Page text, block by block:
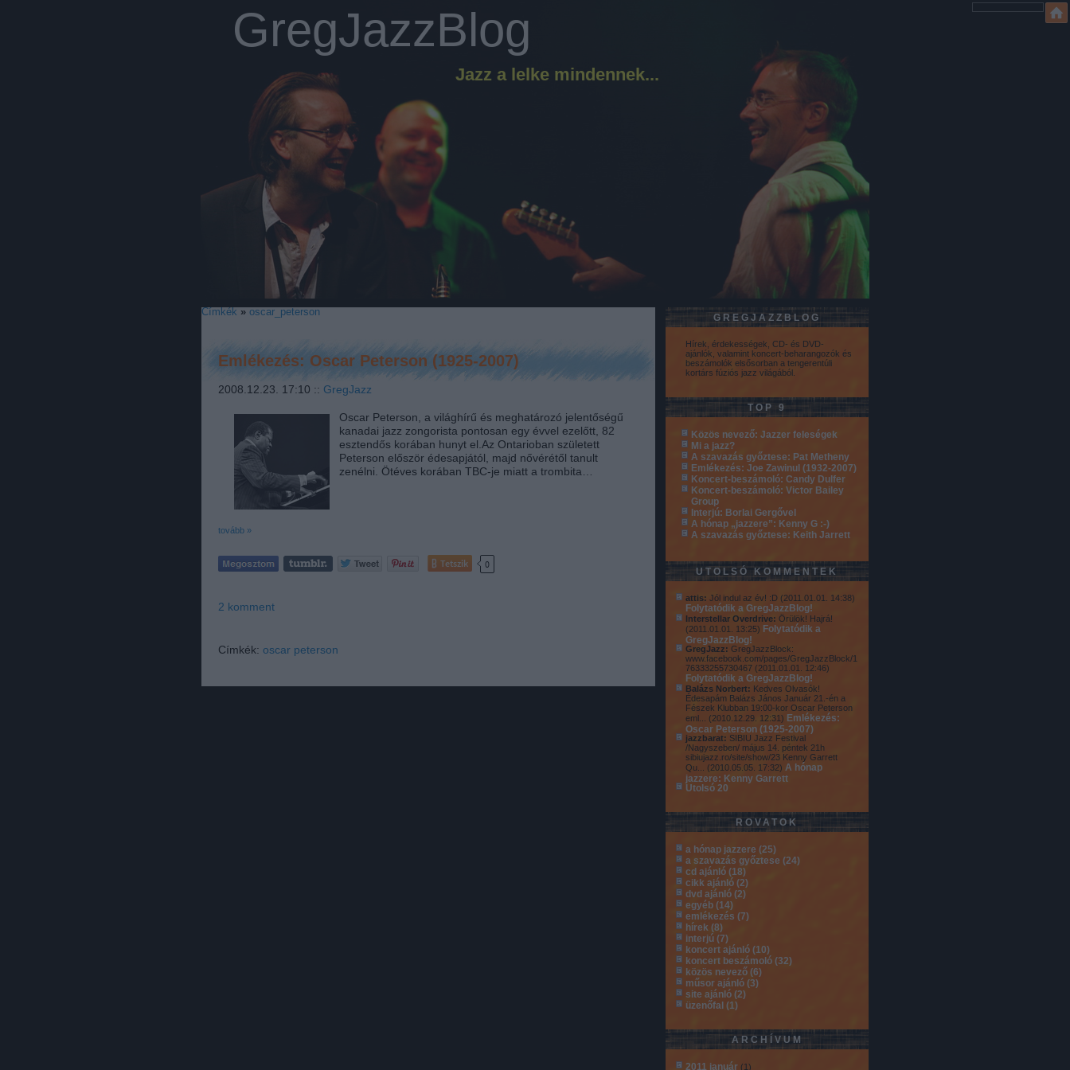
GregJazzBlog
Jazz a lelke mindennek...
GREGJAZZBLOG
Hírek, érdekességek, CD- és DVD-
ajánlók, valamint koncert-beharangozók és
beszámolók elsősorban a tengerentúli
kortárs fúziós jazz világából.
TOP 9
Közös nevező: Jazzer feleségek
Mi a jazz?
A szavazás győztese: Pat Metheny
Emlékezés: Joe Zawinul (1932-2007)
Koncert-beszámoló: Candy Dulfer
Koncert-beszámoló: Victor Bailey
Group
Interjú: Borlai Gergővel
A hónap „jazzere”: Kenny G :-)
A szavazás győztese: Keith Jarrett
UTOLSÓ KOMMENTEK
attis: Jól indul az év! :D (2011.01.01. 14:38)
Folytatódik a GregJazzBlog!
Interstellar Overdrive: Örülök! Hajrá!
(2011.01.01. 13:25) Folytatódik a
GregJazzBlog!
GregJazz: GregJazzBlock:
www.facebook.com/pages/GregJazzBlock/1
76333255730467 (2011.01.01. 12:46)
Folytatódik a GregJazzBlog!
Balázs Norbert: Kedves Olvasók!
Édesapám Balázs János Január 21.-én a
Fészek Klubban 19:00-kor Oscar Peterson
eml... (2010.12.29. 12:31) Emlékezés:
Oscar Peterson (1925-2007)
jazzbarat: SIBIU Jazz Festival
/Nagyszeben/ május 14. péntek 21h
sibiujazz.ro/site/show/23 Kenny Garrett
Qu... (2010.05.05. 17:32) A hónap
jazzere: Kenny Garrett
Utolsó 20
ROVATOK
a hónap jazzere (25)
a szavazás győztese (24)
cd ajánló (18)
cikk ajánló (2)
dvd ajánló (2)
egyéb (14)
emlékezés (7)
hírek (8)
interjú (7)
koncert ajánló (10)
koncert beszámoló (32)
közös nevező (6)
műsor ajánló (3)
site ajánló (2)
üzenőfal (1)
ARCHÍVUM
2011 január (1)
Címkék » oscar_peterson
Emlékezés: Oscar Peterson (1925-2007)
2008.12.23. 17:10 :: GregJazz
Oscar Peterson, a világhírű és meghatározó jelentőségű
kanadai jazz zongorista pontosan egy évvel ezelőtt, 82
esztendős korában hunyt el.Az Ontarioban született
Peterson először édesapjától, majd nővérétől tanult
zenélni. Ötéves korában TBC-je miatt a trombita…
tovább »
Tetszik 0
2 komment
Címkék: oscar peterson